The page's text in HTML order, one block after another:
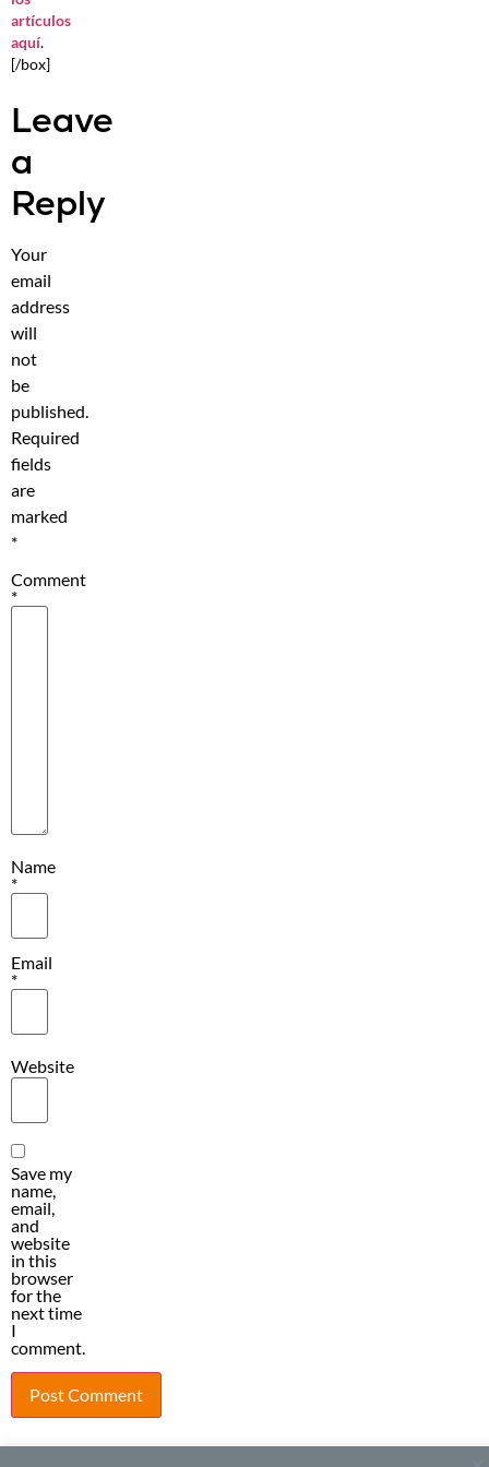
artículos
aquí.
[/box]
Leave
a
Reply
Your
email
address
will
not
be
published.
Required
fields
are
marked
*
Comment
*
Name
*
Email
*
Website
Save my
name,
email,
and
website
in this
browser
for the
next time
I
comment.